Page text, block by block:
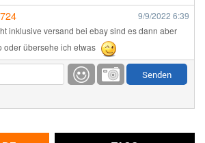
9/9/2022 6:39
inklusive versand bei ebay sind es dann aber
oder übersehe ich etwas
9/1/20226:17